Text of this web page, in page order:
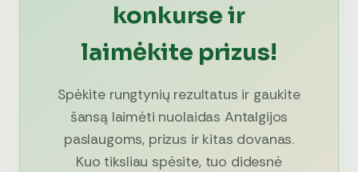
konkurse ir
laimėkite prizus!
Spėkite rungtynių rezultatus ir gaukite
šansą laimėti nuolaidas Antalgijos
paslaugoms, prizus ir kitas dovanas.
Kuo tiksliau spėsite, tuo didesnė